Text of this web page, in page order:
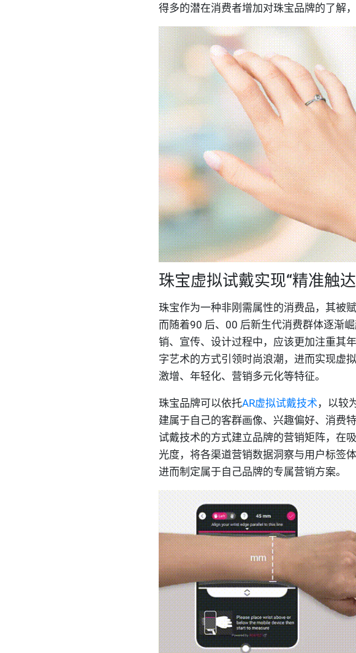
得多的潜在消费者增加对珠宝品牌的了解
珠宝虚拟试戴实现“精准触
珠宝作为一种非刚需属性的消费品，其被
而随着90 后、00 后新生代消费群体逐渐
销、宣传、设计过程中，应该更加注重其
字艺术的方式引领时尚浪潮，进而实现虚
激增、年轻化、营销多元化等特征。
珠宝品牌可以依托AR虚拟试戴技术，以较
建属于自己的客群画像、兴趣偏好、消费
试戴技术的方式建立品牌的营销矩阵，在
光度，将各渠道营销数据洞察与用户标签
进而制定属于自己品牌的专属营销方案。